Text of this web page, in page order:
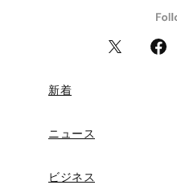
新着
ニュース
ビジネス